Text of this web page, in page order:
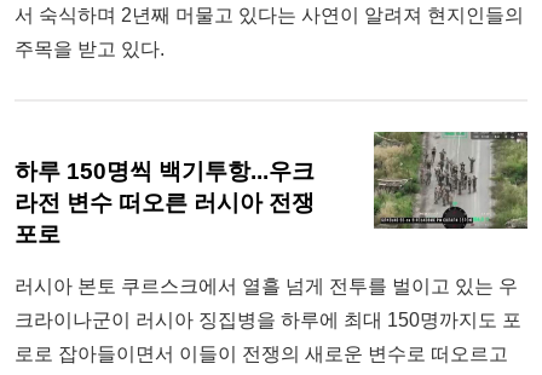
서 숙식하며 2년째 머물고 있다는 사연이 알려져 현지인들의
주목을 받고 있다.
하루 150명씩 백기투항...우크
라전 변수 떠오른 러시아 전쟁
포로
러시아 본토 쿠르스크에서 열흘 넘게 전투를 벌이고 있는 우
크라이나군이 러시아 징집병을 하루에 최대 150명까지도 포
로로 잡아들이면서 이들이 전쟁의 새로운 변수로 떠오르고